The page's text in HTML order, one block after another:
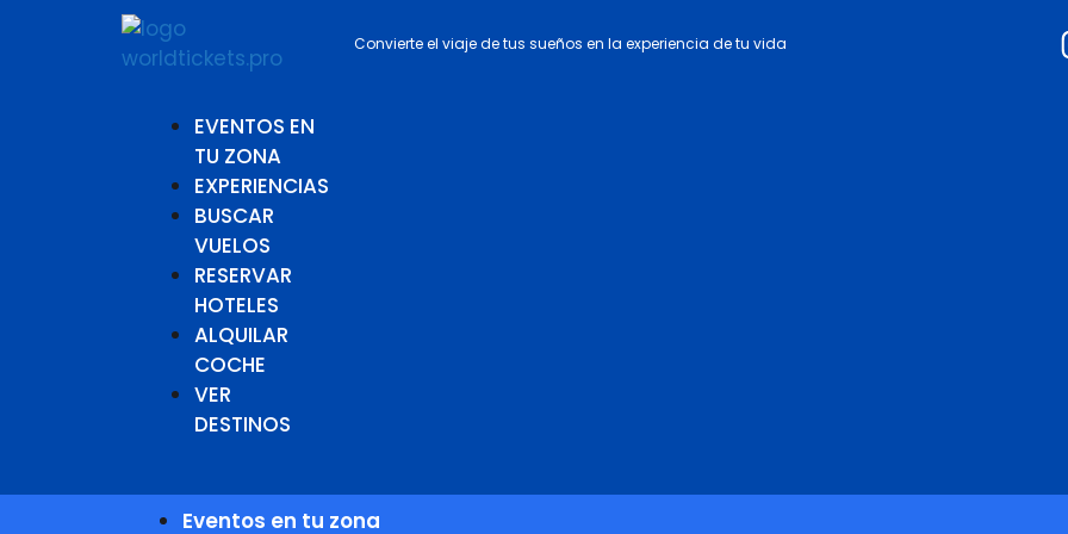
Convierte el viaje de tus sueños en la experiencia de tu vida
EVENTOS EN
TU ZONA
EXPERIENCIAS
BUSCAR
VUELOS
RESERVAR
HOTELES
ALQUILAR
COCHE
VER
DESTINOS
Eventos en tu zona